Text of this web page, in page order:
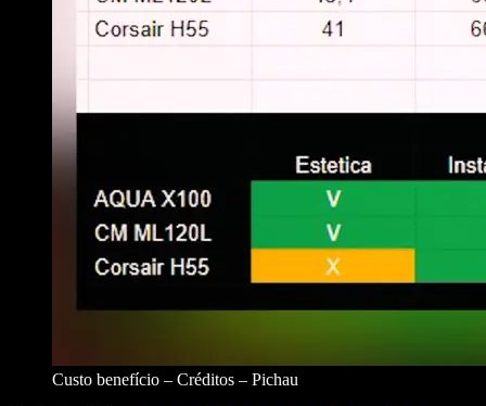
Custo benefício – Créditos – Pichau